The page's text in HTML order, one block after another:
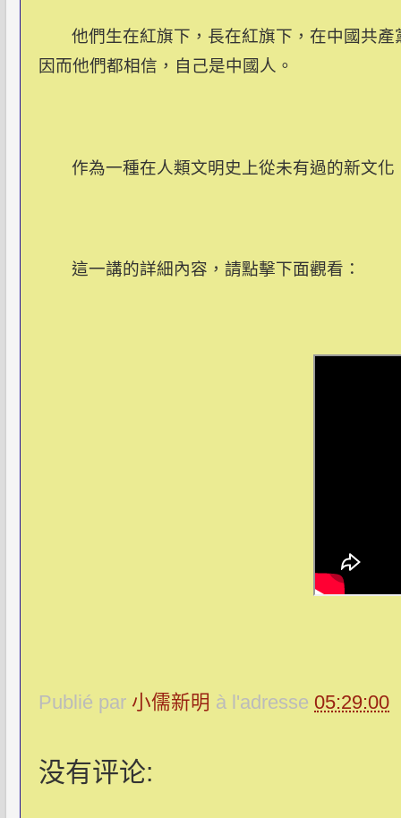
他們生在紅旗下，長在紅旗下，在中國共
因而他們都相信，自己是中國人。
作為一種在人類文明史上從未有過的新文
這一講的詳細內容，請點擊下面觀看：
Publié par 小儒新明 à l'adresse 05:29:00
没有评论: